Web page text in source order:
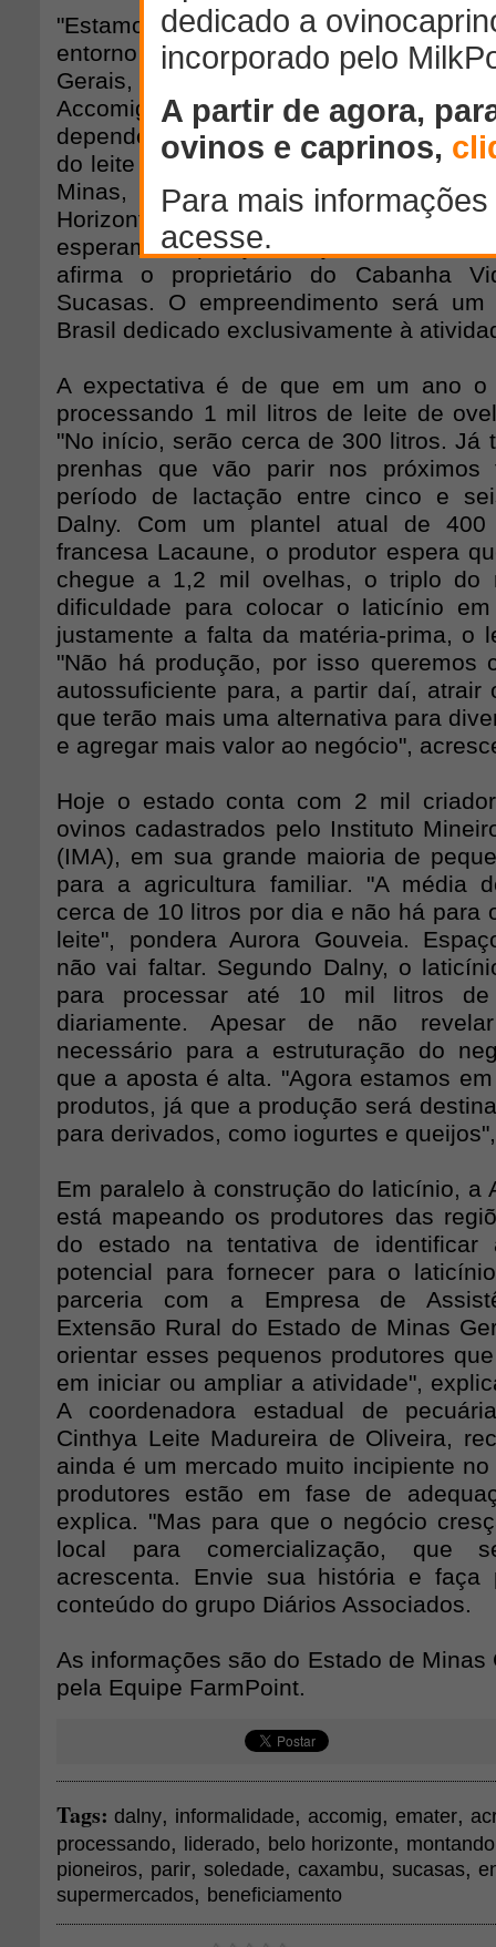
"Estamos montando um projeto na
entorno do maior criatório de ovelha
Gerais, o Cabanha Vida", conta
Accomig/Caprileite, Aurora Gouveia. O
depende da inauguração do laticínio
do leite de ovelha, em fase de
Minas, no Sul do estado, a 417
Horizonte. "A indústria deve ficar
esperamos que já esteja em
afirma o proprietário do Cabanha
Sucasas. O empreendimento será
Brasil dedicado exclusivamente à
A expectativa é de que em um ano o
processando 1 mil litros de leite de
"No início, serão cerca de 300 litros. Já
prenhas que vão parir nos próximos
período de lactação entre cinco e
Dalny. Com um plantel atual de
francesa Lacaune, o produtor espera
chegue a 1,2 mil ovelhas, o triplo do
dificuldade para colocar o laticínio
justamente a falta da matéria-prima, o
"Não há produção, por isso queremos
autossuficiente para, a partir daí, atrair
que terão mais uma alternativa para
e agregar mais valor ao negócio",
Hoje o estado conta com 2 mil
ovinos cadastrados pelo Instituto
(IMA), em sua grande maioria de
para a agricultura familiar. "A média
cerca de 10 litros por dia e não há para
leite", pondera Aurora Gouveia.
não vai faltar. Segundo Dalny, o
para processar até 10 mil litros
diariamente. Apesar de não
necessário para a estruturação do
que a aposta é alta. "Agora estamos
produtos, já que a produção será
para derivados, como iogurtes e
Em paralelo à construção do laticínio, a
está mapeando os produtores das
do estado na tentativa de identificar
potencial para fornecer para o
parceria com a Empresa de
Extensão Rural do Estado de Minas
orientar esses pequenos produtores
em iniciar ou ampliar a atividade",
A coordenadora estadual de
Cinthya Leite Madureira de Oliveira,
ainda é um mercado muito incipiente
produtores estão em fase de
explica. "Mas para que o negócio
local para comercialização, que
acrescenta. Envie sua história e
conteúdo do grupo Diários Associados.
As informações são do Estado de Minas
pela Equipe FarmPoint.
Tags: dalny, informalidade, accomig, emater,
processando, liderado, belo horizonte, montando
pioneiros, parir, soledade, caxambu, sucasas,
supermercados, beneficiamento